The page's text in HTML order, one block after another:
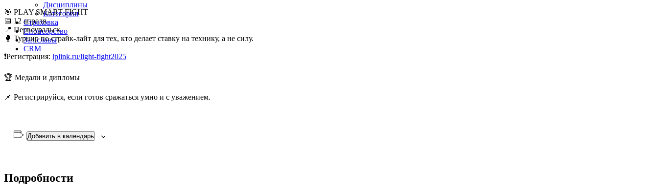
Дисциплины
Категории
Страховка
Спонсорство
Зал славы
CRM
🎯 PLAY SMART FIGHT
📅 12 апреля
📍 Первоуральск
🥊 Турнир по страйк-лайт для тех, кто делает ставку на технику, а не силу.
❗Регистрация: lplink.ru/light-fight2025
🏆 Медали и дипломы
📌 Регистрируйся, если готов сражаться умно и с уважением.
Добавить в календарь
Подробности